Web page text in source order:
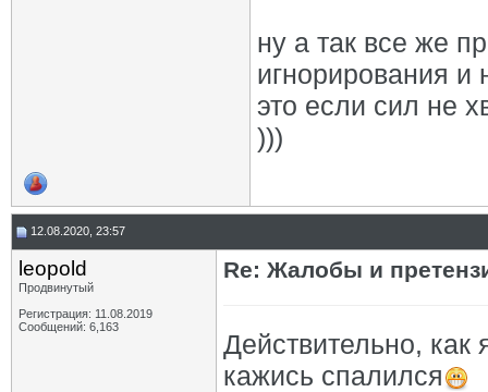
ну а так все же
игнорирования и
это если сил не
)))
12.08.2020, 23:57
leopold
Продвинутый
Регистрация: 11.08.2019
Сообщений: 6,163
Re: Жалобы и
Действительно,
кажись спалился